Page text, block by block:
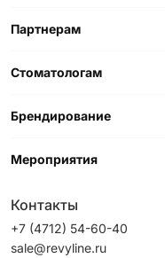
Партнерам
Стоматологам
Брендирование
Мероприятия
Контакты
+7 (4712) 54-60-40
sale@revyline.ru